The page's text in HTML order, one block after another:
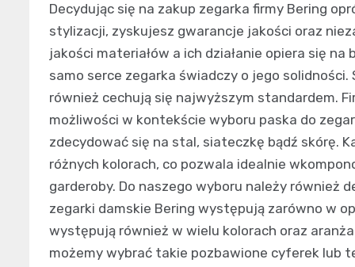
Decydując się na zakup zegarka firmy Bering
stylizacji, zyskujesz gwarancje jakości oraz
jakości materiałów a ich działanie opiera się
samo serce zegarka świadczy o jego
również cechują się najwyższym standardem.
możliwości w kontekście wyboru paska do
zdecydować się na stal, siateczkę bądź skórę.
różnych kolorach, co pozwala idealnie
garderoby. Do naszego wyboru należy również
zegarki damskie Bering występują zarówno w
występują również w wielu kolorach oraz
możemy wybrać takie pozbawione cyferek lub